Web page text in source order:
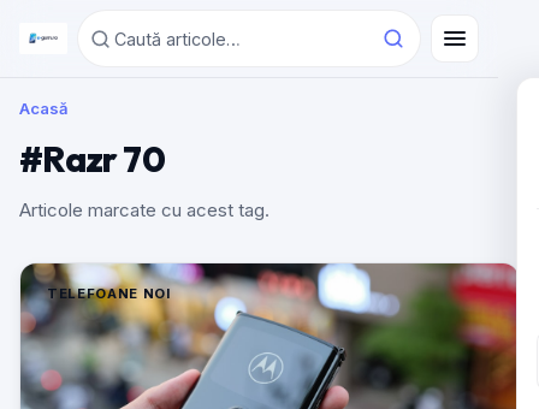
Acasă
#Razr 70
Articole marcate cu acest tag.
TELEFOANE NOI